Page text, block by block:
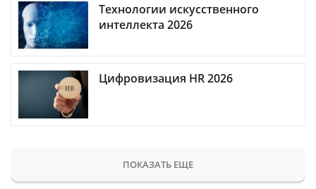
Технологии искусственного
интеллекта 2026
Цифровизация HR 2026
ПОКАЗАТЬ ЕЩЕ